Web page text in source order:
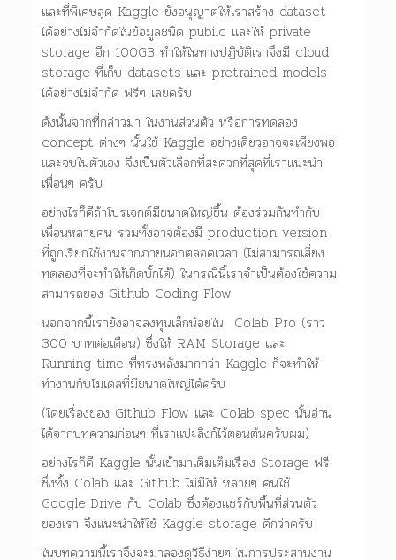
และที่พิเศษสุด Kaggle ยังอนุญาตให้เราสร้าง dataset
ได้อย่างไม่จำกัดในข้อมูลชนิด pubilc และให้ private
storage อีก 100GB ทำให้ในทางปฏิบัติเราจึงมี cloud
storage ที่เก็บ datasets และ pretrained models
ได้อย่างไม่จำกัด ฟรีๆ เลยครับ
ดังนั้นจากที่กล่าวมา ในงานส่วนตัว หรือการทดลอง
concept ต่างๆ นั้นใช้ Kaggle อย่างเดียวอาจจะเพียงพอ
และจบในตัวเอง จึงเป็นตัวเลือกที่สะดวกที่สุดที่เราแนะนำ
เพื่อนๆ ครับ
อย่างไรก็ดีถ้าโปรเจกต์มีขนาดใหญ่ขึ้น ต้องร่วมกันทำกับ
เพื่อนหลายคน รวมทั้งอาจต้องมี production version
ที่ถูกเรียกใช้งานจากภายนอกตลอดเวลา (ไม่สามารถเสี่ยง
ทดลองที่จะทำให้เกิดบั้กได้) ในกรณีนี้เราจำเป็นต้องใช้ความ
สามารถของ Github Coding Flow
นอกจากนี้เรายังอาจลงทุนเล็กน้อยใน Colab Pro (ราว
300 บาทต่อเดือน) ซึ่งให้ RAM Storage และ
Running time ที่ทรงพลังมากกว่า Kaggle ก็จะทำให้
ทำงานกับโมเดลที่มีขนาดใหญ่ได้ครับ
(โดยเรื่องของ Github Flow และ Colab spec นั้นอ่าน
ได้จากบทความก่อนๆ ที่เราแปะลิงก์ไว้ตอนต้นครับผม)
อย่างไรก็ดี Kaggle นั้นเข้ามาเติมเต็มเรื่อง Storage ฟรี
ซึ่งทั้ง Colab และ Github ไม่มีให้ หลายๆ คนใช้
Google Drive กับ Colab ซึ่งต้องแชร์กับพื้นที่ส่วนตัว
ของเรา จึงแนะนำให้ใช้ Kaggle storage ดีกว่าครับ
ในบทความนี้เราจึงจะมาลองดูวิธีง่ายๆ ในการประสานงาน